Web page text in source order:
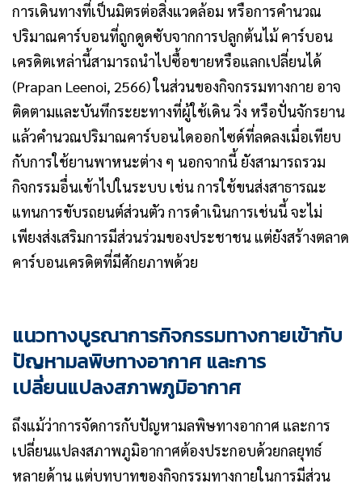
การเดินทางที่เป็นมิตรต่อสิ่งแวดล้อม หรือการคำนวณ
ปริมาณคาร์บอนที่ถูกดูดซับจากการปลูกต้นไม้ คาร์บอน
เครดิตเหล่านี้สามารถนำไปซื้อขายหรือแลกเปลี่ยนได้
(Prapan Leenoi, 2566) ในส่วนของกิจกรรมทางกาย อาจ
ติดตามและบันทึกระยะทางที่ผู้ใช้เดิน วิ่ง หรือปั่นจักรยาน
แล้วคำนวณปริมาณคาร์บอนไดออกไซด์ที่ลดลงเมื่อเทียบ
กับการใช้ยานพาหนะต่าง ๆ นอกจากนี้ ยังสามารถรวม
กิจกรรมอื่นเข้าไปในระบบ เช่น การใช้ขนส่งสาธารณะ
แทนการขับรถยนต์ส่วนตัว การดำเนินการเช่นนี้ จะไม่
เพียงส่งเสริมการมีส่วนร่วมของประชาชน แต่ยังสร้างตลาด
คาร์บอนเครดิตที่มีศักยภาพด้วย
แนวทางบูรณาการกิจกรรมทางกายเข้ากับ
ปัญหามลพิษทางอากาศ และการ
เปลี่ยนแปลงสภาพภูมิอากาศ
ถึงแม้ว่าการจัดการกับปัญหามลพิษทางอากาศ และการ
เปลี่ยนแปลงสภาพภูมิอากาศต้องประกอบด้วยกลยุทธ์
หลายด้าน แต่บทบาทของกิจกรรมทางกายในการมีส่วน